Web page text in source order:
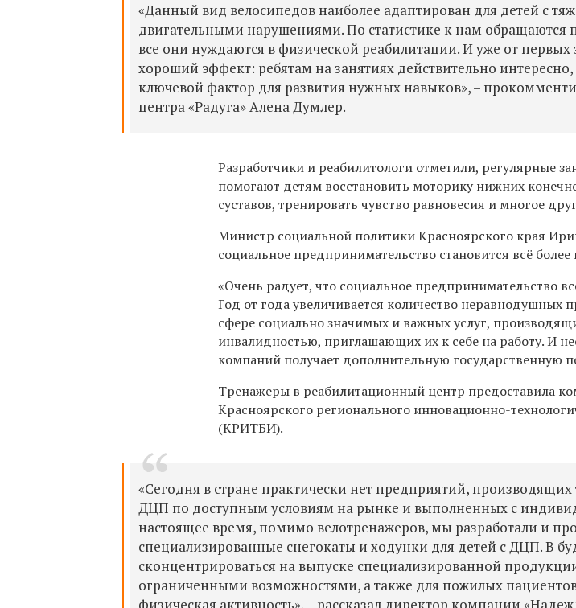
«Данный вид велосипедов наиболее адаптирован для детей с
двигательными нарушениями. По статистике к нам обращаются
все они нуждаются в физической реабилитации. И уже от
хороший эффект: ребятам на занятиях действительно интересно,
ключевой фактор для развития нужных навыков», –
центра «Радуга» Алена Думлер.
Разработчики и реабилитологи отметили, регулярные
помогают детям восстановить моторику нижних
суставов, тренировать чувство равновесия и многое
Министр социальной политики Красноярского края
социальное предпринимательство становится всё
«Очень радует, что социальное предпринимательство
Год от года увеличивается количество
сфере социально значимых и важных услуг,
инвалидностью, приглашающих их к себе на работу. И
компаний получает дополнительную государственную
Тренажеры в реабилитационный центр предоставила
Красноярского регионального инновационно-
(КРИТБИ).
«Сегодня в стране практически нет предприятий,
ДЦП по доступным условиям на рынке и выполненных с
настоящее время, помимо велотренажеров, мы разработали и
специализированные снегокаты и ходунки для детей с ДЦП. В
сконцентрироваться на выпуске специализированной
ограниченными возможностями, а также для пожилых